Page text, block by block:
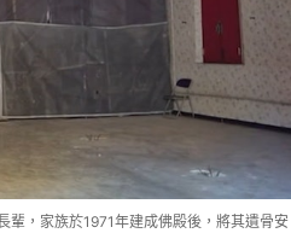
輩，家族於1971年建成佛殿後，將其遺骨安